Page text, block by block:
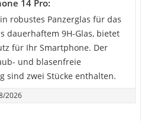
14 Pro:
robustes Panzerglas für das
dauerhaftem 9H-Glas, bietet
für Ihr Smartphone. Der
und blasenfreie
sind zwei Stücke enthalten.
2026